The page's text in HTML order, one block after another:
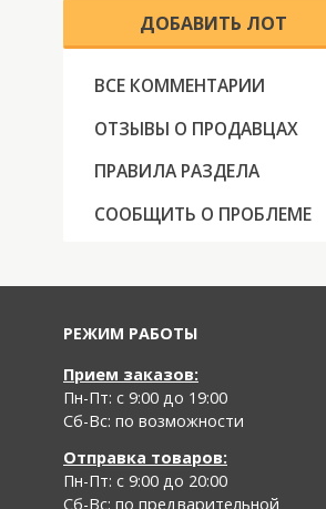
ДОБАВИТЬ ЛОТ
ВСЕ КОММЕНТАРИИ
ОТЗЫВЫ О ПРОДАВЦАХ
ПРАВИЛА РАЗДЕЛА
СООБЩИТЬ О ПРОБЛЕМЕ
РЕЖИМ РАБОТЫ
Прием заказов:
Пн-Пт: с 9:00 до 19:00
Cб-Вс: по возможности
Отправка товаров:
Пн-Пт: с 9:00 до 20:00
Cб-Вс: по предварительной